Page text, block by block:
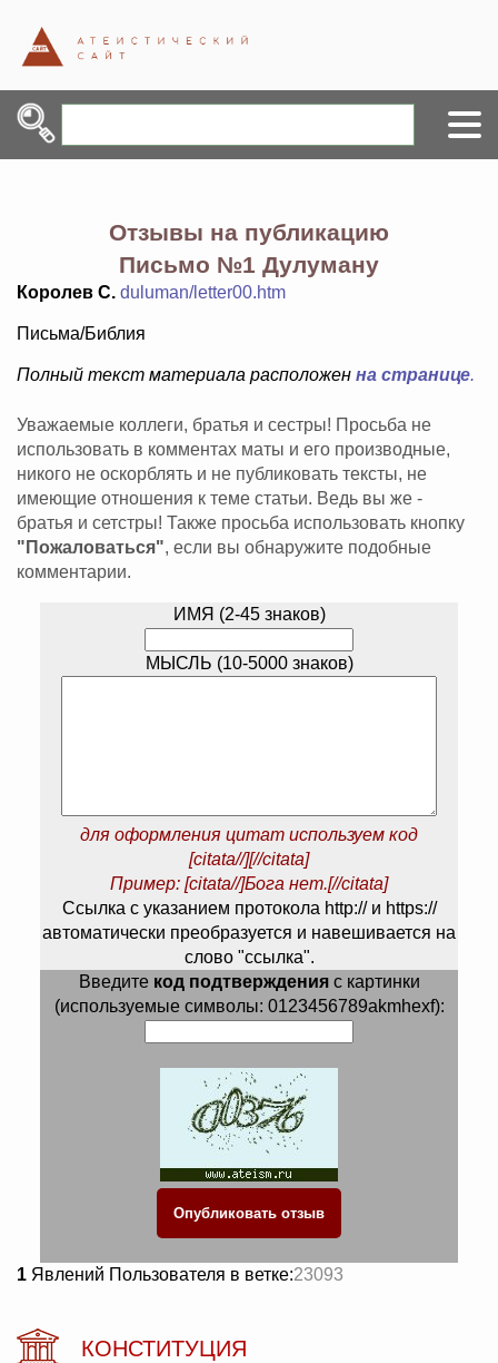
Отзывы на публикацию
Письмо №1 Дулуману
Королев С. duluman/letter00.htm
Письма/Библия
Полный текст материала расположен на странице.
Уважаемые коллеги, братья и сестры! Просьба не
использовать в комментах маты и его производные,
никого не оскорблять и не публиковать тексты, не
имеющие отношения к теме статьи. Ведь вы же -
братья и сетстры! Также просьба использовать кнопку
"Пожаловаться", если вы обнаружите подобные
комментарии.
ИМЯ (2-45 знаков)
МЫСЛЬ (10-5000 знаков)
для оформления цитат используем код
[citata//][//citata]
Пример: [citata//]Бога нет.[//citata]
Ссылка с указанием протокола http:// и https://
автоматически преобразуется и навешивается на
слово "ссылка".
Введите код подтвержденияс картинки
(используемые символы: 0123456789akmhexf):
1 Явлений Пользователя в ветке:23093
КОНСТИТУЦИЯ